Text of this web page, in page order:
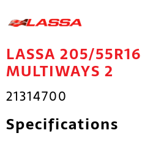
LASSA 205/
MULTIWAYS 2
21314700
Specifications